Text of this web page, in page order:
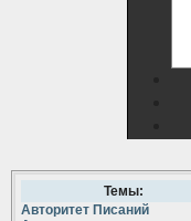
Темы:
Авторитет Писаний